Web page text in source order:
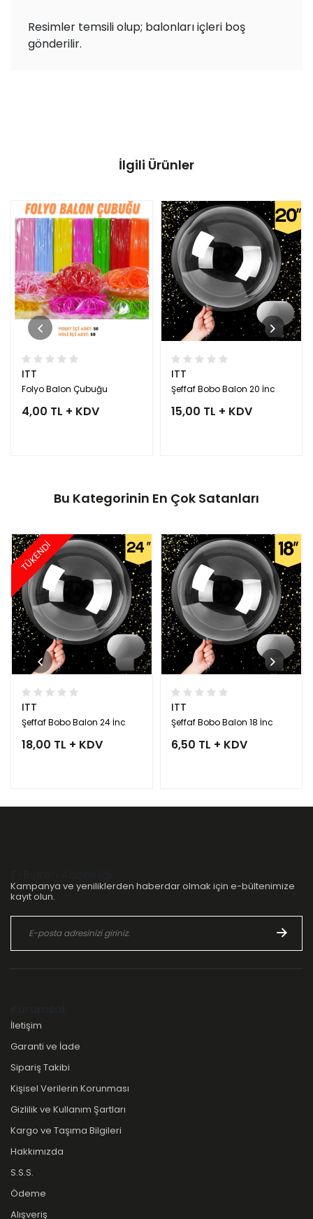
Resimler temsili olup; balonları içleri boş
gönderilir.
İlgili Ürünler
ITT
Folyo Balon Çubuğu
4,00 TL + KDV
ITT
Şeffaf Bobo Balon 20 İnc
15,00 TL + KDV
Bu Kategorinin En Çok Satanları
TÜKENDİ
ITT
Şeffaf Bobo Balon 24 İnc
18,00 TL + KDV
ITT
Şeffaf Bobo Balon 18 İnc
6,50 TL + KDV
Kampanya ve yeniliklerden haberdar olmak için e-bültenimize
kayıt olun.
İletişim
Garanti ve İade
Sipariş Takibi
Kişisel Verilerin Korunması
Gizlilik ve Kullanım Şartları
Kargo ve Taşıma Bilgileri
Hakkımızda
S.S.S.
Ödeme
Alışveriş